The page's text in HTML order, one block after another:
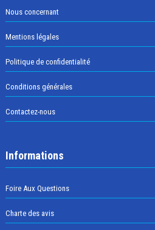
Nous concernant
Mentions légales
Politique de confidentialité
Conditions générales
Contactez-nous
Informations
Foire Aux Questions
Charte des avis